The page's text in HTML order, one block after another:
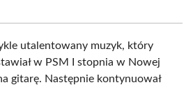
utalentowany muzyk, który
w PSM I stopnia w Nowej
gitarę. Następnie kontynuował